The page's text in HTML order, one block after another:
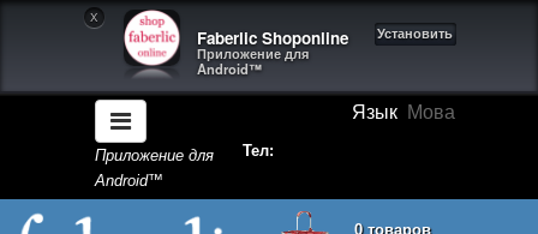
X
Faberlic Shoponline
Приложение для
Android™
Установить
Язык Мова
Приложение для
Android™
Тел:
0 товаров